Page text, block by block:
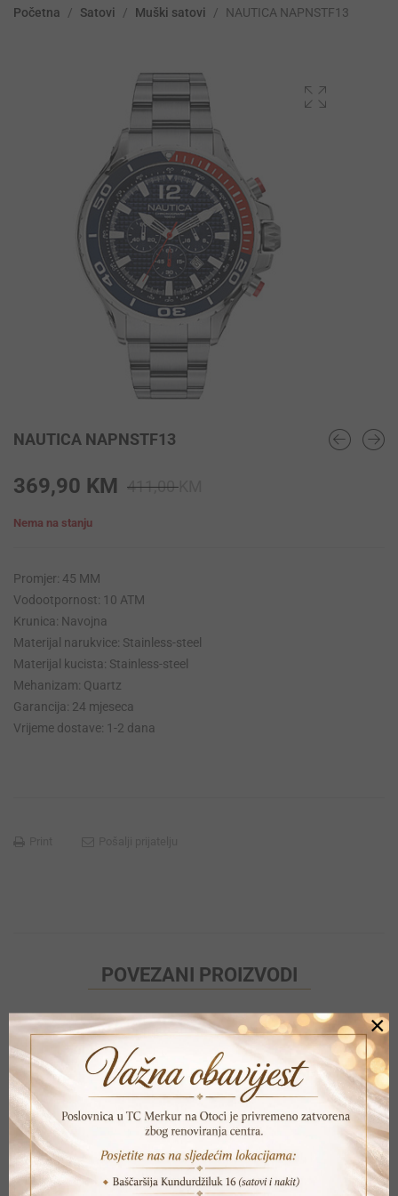
Početna / Satovi / Muški satovi / NAUTICA NAPNSTF13
NAUTICA NAPNSTF13
411,00
369,90 KM
Nema na stanju
Promjer: 45 MM
Vodootpornost: 10 ATM
Krunica: Navojna
Materijal narukvice: Stainless-steel
Materijal kucista: Stainless-steel
Mehanizam: Quartz
Garancija: 24 mjeseca
Vrijeme dostave: 1-2 dana
POVEZANI PROIZVODI
×